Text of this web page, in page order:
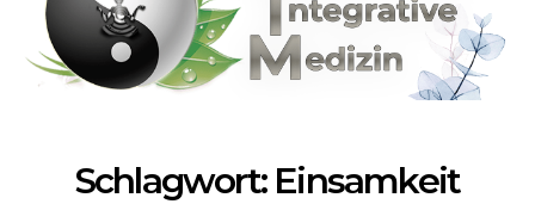
Schlagwort: Einsamkeit